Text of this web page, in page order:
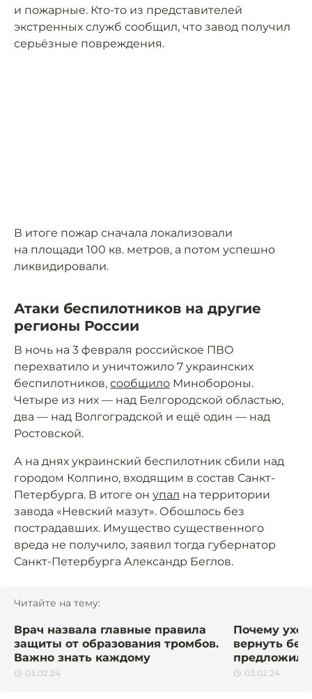
и пожарные. Кто-то из представителей
экстренных служб сообщил, что завод получил
серьёзные повреждения.
В итоге пожар сначала локализовали
на площади 100 кв. метров, а потом успешно
ликвидировали.
Атаки беспилотников на другие
регионы России
В ночь на 3 февраля российское ПВО
перехватило и уничтожило 7 украинских
беспилотников, сообщило Минобороны.
Четыре из них — над Белгородской областью,
два — над Волгоградской и ещё один — над
Ростовской.
А на днях украинский беспилотник сбили над
городом Колпино, входящим в состав Санкт-
Петербурга. В итоге он упал на территории
завода «Невский мазут». Обошлось без
пострадавших. Имущество существенного
вреда не получило, заявил тогда губернатор
Санкт-Петербурга Александр Беглов.
Читайте на тему:
Врач назвала главные правила
защиты от образования тромбов.
Важно знать каждому
03.02.24
Почему
вернуть без
предложила
03.02.24